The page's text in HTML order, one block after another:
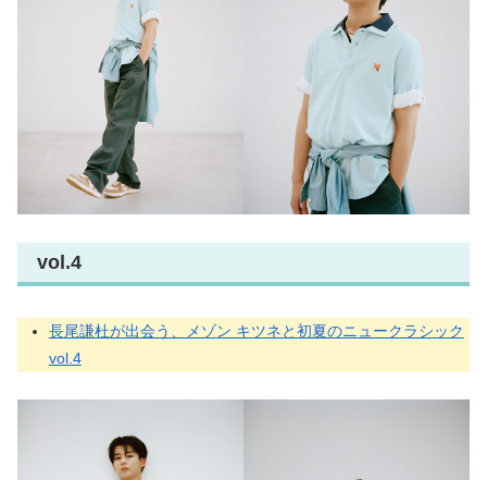
vol.4
長尾謙杜が出会う、メゾン キツネと初夏のニュークラシック
vol.4